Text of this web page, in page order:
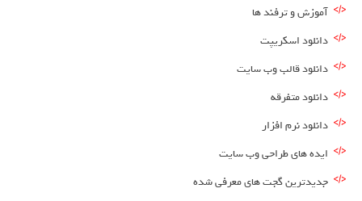
آموزش و ترفند ها
دانلود اسکریپت
دانلود قالب وب سایت
دانلود متفرقه
دانلود نرم افزار
ایده های طراحی وب سایت
جدیدترین گجت های معرفی شده